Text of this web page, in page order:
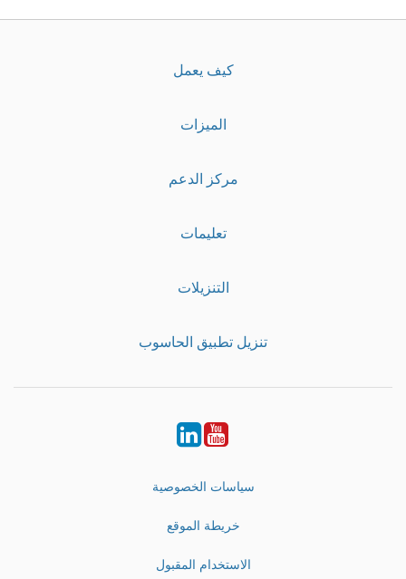
كيف يعمل
الميزات
مركز الدعم
تعليمات
التنزيلات
تنزيل تطبيق الحاسوب
Youtube
LinkedIn
سياسات الخصوصية
خريطة الموقع
الاستخدام المقبول